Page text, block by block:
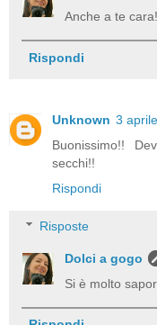
Anche a te
Rispondi
Unknown 3
Buonissimo!!
secchi!!
Rispondi
Risposte
Dolci a gogo
Si è molto